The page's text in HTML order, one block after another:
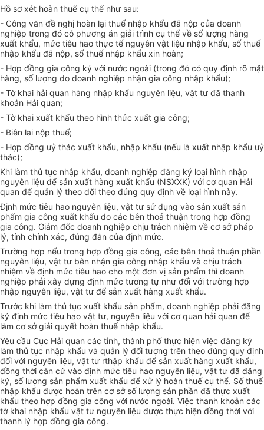
Hồ sơ xét hoàn thuế cụ thể như sau:
- Công văn đề nghị hoàn lại thuế nhập khẩu đã nộp của doanh
nghiệp trong đó có phương án giải trình cụ thể về số lượng hàng
xuất khẩu, mức tiêu hao thực tế nguyên vật liệu nhập khẩu, số thuế
nhập khẩu đã nộp, số thuế nhập khẩu xin hoàn;
- Hợp đồng gia công ký với nước ngoài (trong đó có quy định rõ mặt
hàng, số lượng do doanh nghiệp nhận gia công nhập khẩu);
- Tờ khai hải quan hàng nhập khẩu nguyên liệu, vật tư đã thanh
khoản Hải quan;
- Tờ khai xuất khẩu theo hình thức xuất gia công;
- Biên lai nộp thuế;
- Hợp đồng uỷ thác xuất khẩu, nhập khẩu (nếu là xuất nhập khẩu uỷ
thác);
Khi làm thủ tục nhập khẩu, doanh nghiệp đăng ký loại hình nhập
nguyên liệu để sản xuất hàng xuất khẩu (NSXXK) với cơ quan Hải
quan để quản lý theo dõi theo đúng quy định về loại hình này.
Định mức tiêu hao nguyên liệu, vật tư sử dụng vào sản xuất sản
phẩm gia công xuất khẩu do các bên thoả thuận trong hợp đồng
gia công. Giám đốc doanh nghiệp chịu trách nhiệm về cơ sở pháp
lý, tính chính xác, đúng đắn của định mức.
Trường hợp nếu trong hợp đồng gia công, các bên thoả thuận phần
nguyên liệu, vật tư bên nhận gia công nhập khẩu và chịu trách
nhiệm về định mức tiêu hao cho một đơn vị sản phẩm thì doanh
nghiệp phải xây dựng định mức tương tự như đối với trường hợp
nhập nguyên liệu, vật tư để sản xuất hàng xuất khẩu.
Trước khi làm thủ tục xuất khẩu sản phẩm, doanh nghiệp phải đăng
ký định mức tiêu hao vật tư, nguyên liệu với cơ quan hải quan để
làm cơ sở giải quyết hoàn thuế nhập khẩu.
Yêu cầu Cục Hải quan các tỉnh, thành phố thực hiện việc đăng ký
làm thủ tục nhập khẩu và quản lý đối tượng trên theo đúng quy định
đối với nguyên liệu, vật tư rthập khẩu để sản xuất hàng xuất khẩu,
đồng thời căn cứ vào định mức tiêu hao nguyên liệu, vật tư đã đăng
ký, số lượng sản phẩm xuất khẩu để xử lý hoàn thuế cụ thể. Số thuế
nhập khẩu được hoàn trên cơ sở số lượng sản phần đã thực xuất
khẩu theo hợp đồng gia công với nước ngoài. Việc thanh khoản các
tờ khai nhập khẩu vật tư nguyên liệu được thực hiện đồng thời với
thanh lý hợp đồng gia công.